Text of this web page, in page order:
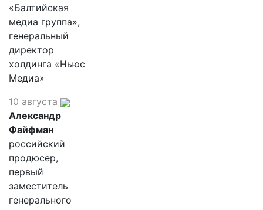
«Балтийская
медиа группа»,
генеральный
директор
холдинга «Ньюс
Медиа»
10 августа
Александр
Файфман
российский
продюсер,
первый
заместитель
генерального